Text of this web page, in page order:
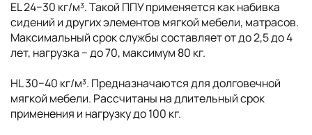
EL 24−30 кг/м³. Такой ППУ применяется как набивка
сидений и других элементов мягкой мебели, матрасов.
Максимальный срок службы составляет от до 2,5 до 4
лет, нагрузка − до 70, максимум 80 кг.
HL 30−40 кг/м³. Предназначаются для долговечной
мягкой мебели. Рассчитаны на длительный срок
применения и нагрузку до 100 кг.